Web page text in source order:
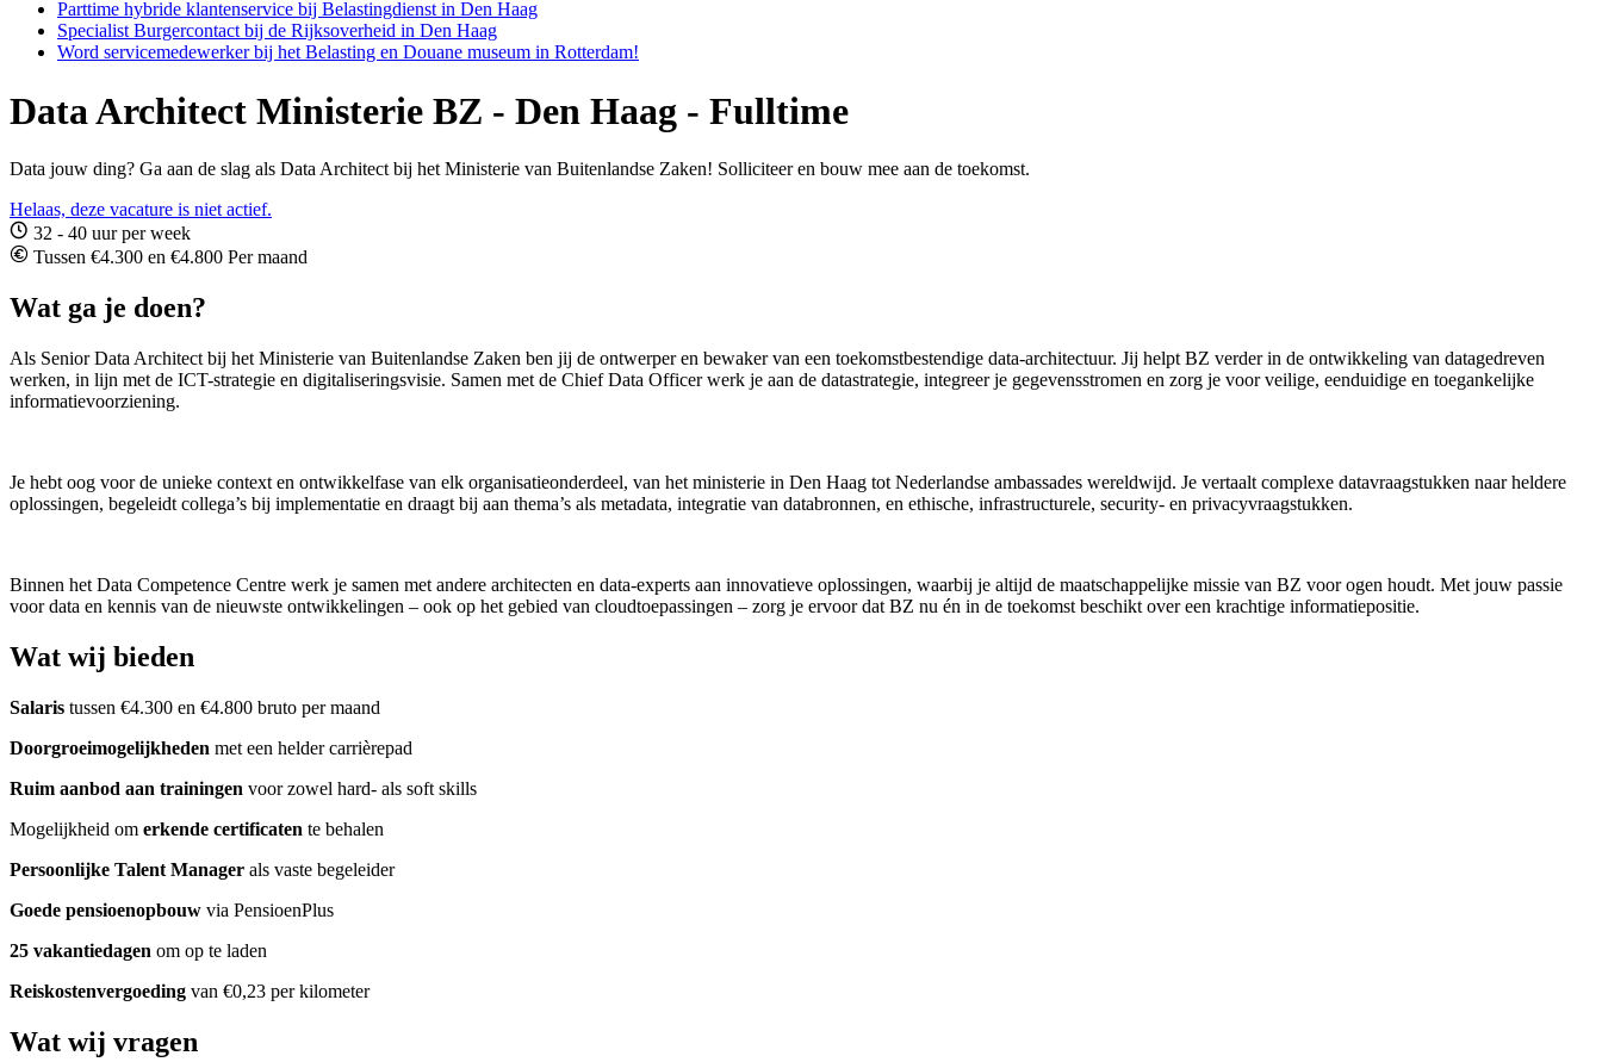
Parttime hybride klantenservice bij Belastingdienst in Den Haag
Specialist Burgercontact bij de Rijksoverheid in Den Haag
Word servicemedewerker bij het Belasting en Douane museum in Rotterdam!
Data Architect Ministerie BZ - Den Haag - Fulltime
Data jouw ding? Ga aan de slag als Data Architect bij het Ministerie van Buitenlandse Zaken! Solliciteer en bouw mee aan de toekomst.
Helaas, deze vacature is niet actief.
32 - 40 uur per week
Tussen €4.300 en €4.800 Per maand
Wat ga je doen?
Als Senior Data Architect bij het Ministerie van Buitenlandse Zaken ben jij de ontwerper en bewaker van een toekomstbestendige data-architectuur. Jij helpt BZ verder in de ontwikkeling van datagedreven
werken, in lijn met de ICT-strategie en digitaliseringsvisie. Samen met de Chief Data Officer werk je aan de datastrategie, integreer je gegevensstromen en zorg je voor veilige, eenduidige en toegankelijke
informatievoorziening.
Je hebt oog voor de unieke context en ontwikkelfase van elk organisatieonderdeel, van het ministerie in Den Haag tot Nederlandse ambassades wereldwijd. Je vertaalt complexe datavraagstukken naar heldere
oplossingen, begeleidt collega’s bij implementatie en draagt bij aan thema’s als metadata, integratie van databronnen, en ethische, infrastructurele, security- en privacyvraagstukken.
Binnen het Data Competence Centre werk je samen met andere architecten en data-experts aan innovatieve oplossingen, waarbij je altijd de maatschappelijke missie van BZ voor ogen houdt. Met jouw passie
voor data en kennis van de nieuwste ontwikkelingen – ook op het gebied van cloudtoepassingen – zorg je ervoor dat BZ nu én in de toekomst beschikt over een krachtige informatiepositie.
Wat wij bieden
Salaris tussen €4.300 en €4.800 bruto per maand
Doorgroeimogelijkheden met een helder carrièrepad
Ruim aanbod aan trainingen voor zowel hard- als soft skills
Mogelijkheid om erkende certificaten te behalen
Persoonlijke Talent Manager als vaste begeleider
Goede pensioenopbouw via PensioenPlus
25 vakantiedagen om op te laden
Reiskostenvergoeding van €0,23 per kilometer
Wat wij vragen